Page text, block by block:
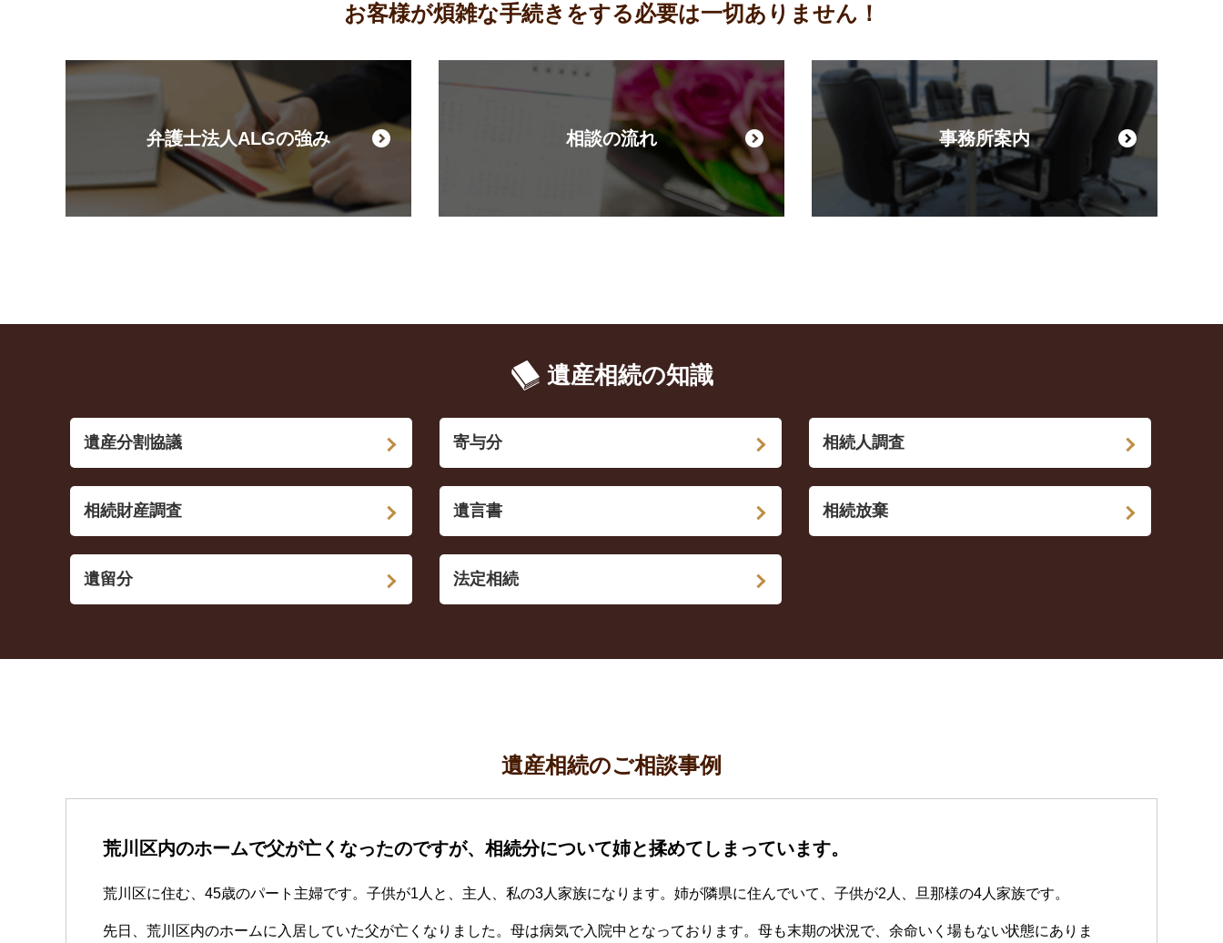
お客様が煩雑な手続きをする必要は一切ありません！
弁護士法人ALGの強み 相談の流れ 事務所案内
遺産相続の知識
遺産分割協議 寄与分 相続人調査
相続財産調査 遺言書 相続放棄
遺留分 法定相続
遺産相続のご相談事例
荒川区内のホームで父が亡くなったのですが、相続分について姉と揉めてしまっています。
荒川区に住む、45歳のパート主婦です。子供が1人と、主人、私の3人家族になります。姉が隣県に住んでいて、子供が2人、旦那様の4人家族です。
先日、荒川区内のホームに入居していた父が亡くなりました。母は病気で入院中となっております。母も末期の状況で、余命いく場もない状態にありま